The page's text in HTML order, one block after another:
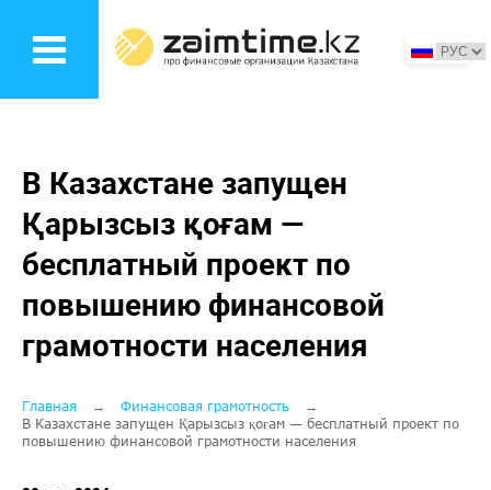
основному
В Казахстане запущен
Қарызсыз қоғам —
бесплатный проект по
повышению финансовой
грамотности населения
Строка
навигации
Главная
Финансовая грамотность
В Казахстане запущен Қарызсыз қоғам — бесплатный проект по
повышению финансовой грамотности населения